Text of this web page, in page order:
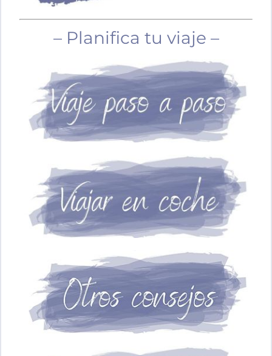
– Planifica tu viaje –